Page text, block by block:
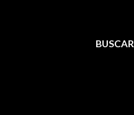
BUSCAR